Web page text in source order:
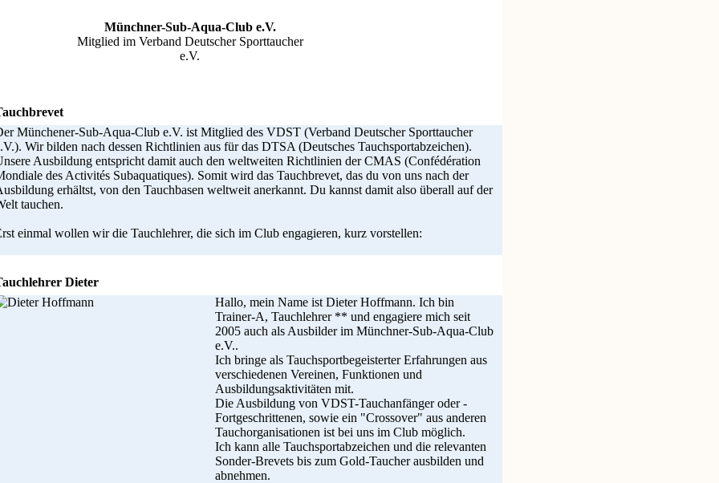
Münchner-Sub-Aqua-Club e.V.
Mitglied im Verband Deutscher Sporttaucher
e.V.
Münchener-Sub-Aqua-Club e.V. ist Mitglied des VDST (Verband Deutscher Sporttaucher
Wir bilden nach dessen Richtlinien aus für das DTSA (Deutsches Tauchsportabzeichen).
Ausbildung entspricht damit auch den weltweiten Richtlinien der CMAS (Confédération
des Activités Subaquatiques). Somit wird das Tauchbrevet, das du von uns nach der
erhältst, von den Tauchbasen weltweit anerkannt. Du kannst damit also überall auf der
tauchen.
einmal wollen wir die Tauchlehrer, die sich im Club engagieren, kurz vorstellen:
Dieter
Hallo, mein Name ist Dieter Hoffmann. Ich bin
Trainer-A, Tauchlehrer ** und engagiere mich seit
2005 auch als Ausbilder im Münchner-Sub-Aqua-Club
e.V..
Ich bringe als Tauchsportbegeisterter Erfahrungen aus
verschiedenen Vereinen, Funktionen und
Ausbildungsaktivitäten mit.
Die Ausbildung von VDST-Tauchanfänger oder -
Fortgeschrittenen, sowie ein "Crossover" aus anderen
Tauchorganisationen ist bei uns im Club möglich.
Ich kann alle Tauchsportabzeichen und die relevanten
Sonder-Brevets bis zum Gold-Taucher ausbilden und
abnehmen.